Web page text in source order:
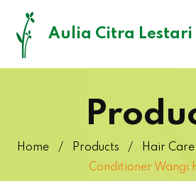
Aulia Citra Lestari
Home Products Hair Care
Conditioner Wangi